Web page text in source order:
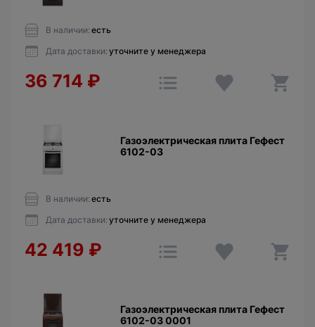
В наличии: есть
Дата доставки: уточните у менеджера
36 714 ₽
Газоэлектрическая плита Гефест
6102-03
В наличии: есть
Дата доставки: уточните у менеджера
42 419 ₽
Газоэлектрическая плита Гефест
6102-03 0001